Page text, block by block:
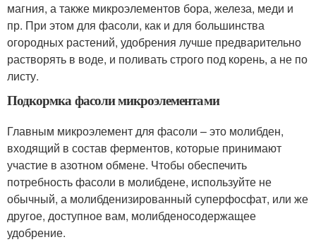
магния, а также микроэлементов бора, железа, меди и
пр. При этом для фасоли, как и для большинства
огородных растений, удобрения лучше предварительно
растворять в воде, и поливать строго под корень, а не по
листу.
Подкормка фасоли микроэлементами
Главным микроэлемент для фасоли – это молибден,
входящий в состав ферментов, которые принимают
участие в азотном обмене. Чтобы обеспечить
потребность фасоли в молибдене, используйте не
обычный, а молибденизированный суперфосфат, или же
другое, доступное вам, молибденосодержащее
удобрение.